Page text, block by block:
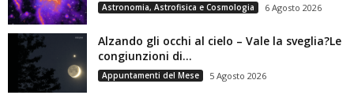
Astronomia, Astrofisica e Cosmologia 6 Agosto 2026
Alzando gli occhi al cielo – Vale la sveglia?Le
congiunzioni di...
Appuntamenti del Mese 5 Agosto 2026